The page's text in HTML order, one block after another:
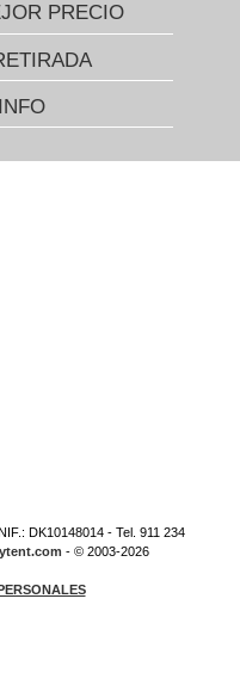
PRECIO
DK10148014 - Tel. 911 234
- © 2003-2026